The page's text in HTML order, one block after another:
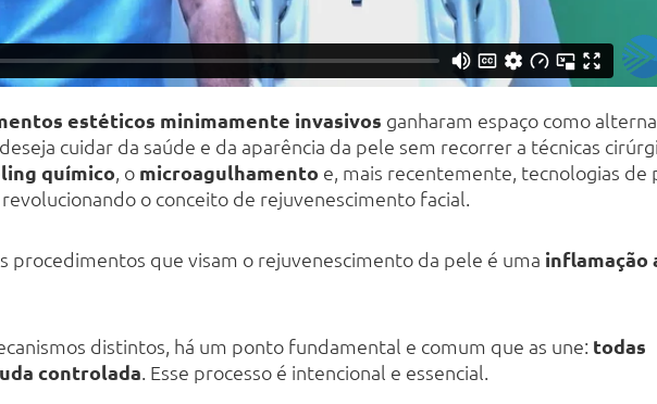
estéticos minimamente invasivos ganharam espaço como
cuidar da saúde e da aparência da pele sem recorrer a técnicas
químico , o microagulhamento e, mais recentemente, tecnologias de
revolucionando o conceito de rejuvenescimento facial.
procedimentos que visam o rejuvenescimento da pele é uma inflamação
distintos, há um ponto fundamental e comum que as une: todas
controlada . Esse processo é intencional e essencial.